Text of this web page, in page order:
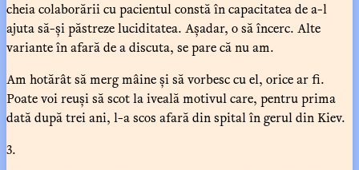
cheia colaborării cu pacientul constă în capacitatea de a-l
ajuta să-și păstreze luciditatea. Așadar, o să încerc. Alte
variante în afară de a discuta, se pare că nu am.
Am hotărât să merg mâine și să vorbesc cu el, orice ar fi.
Poate voi reuși să scot la iveală motivul care, pentru prima
dată după trei ani, l-a scos afară din spital în gerul din Kiev.
3.